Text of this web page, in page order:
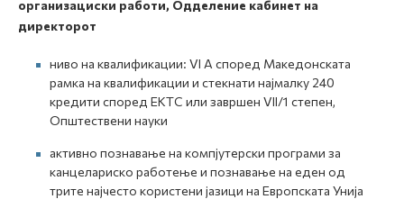
организациски работи, Одделение кабинет на
директорот
ниво на квалификации: VI А според Македонската
рамка на квалификации и стекнати најмалку 240
кредити според ЕКТС или завршен VII/1 степен,
Општествени науки
активно познавање на компјутерски програми за
канцелариско работење и познавање на еден од
трите најчесто користени јазици на Европската Унија